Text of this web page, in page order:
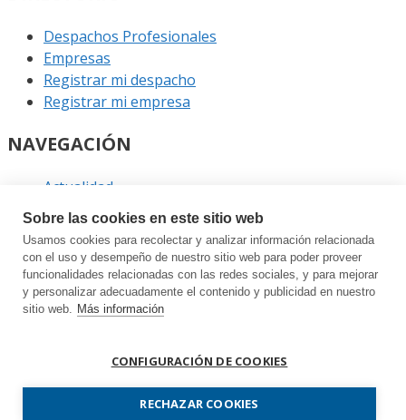
Despachos Profesionales
Empresas
Registrar mi despacho
Registrar mi empresa
NAVEGACIÓN
Actualidad
Podcast
Entrevistas
Eventos
ENLACES
Política de privacidad
Sobre las cookies en este sitio web
Usamos cookies para recolectar y analizar información relacionada
con el uso y desempeño de nuestro sitio web para poder proveer
funcionalidades relacionadas con las redes sociales, y para mejorar
y personalizar adecuadamente el contenido y publicidad en nuestro
sitio web. Más información
CONFIGURACIÓN DE COOKIES
RECHAZAR COOKIES